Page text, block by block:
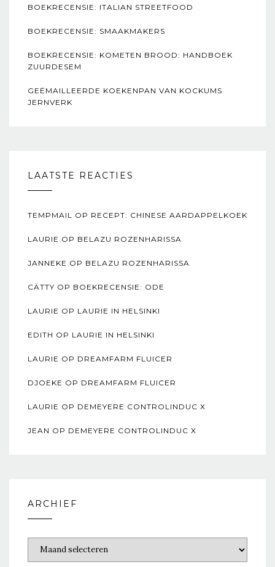
BOEKRECENSIE: ITALIAN STREETFOOD
BOEKRECENSIE: SMAAKMAKERS
BOEKRECENSIE: KOMETEN BROOD: HANDBOEK
ZUURDESEM
GEËMAILLEERDE KOEKENPAN VAN KOCKUMS
JERNVERK
LAATSTE REACTIES
TEMPMAIL OP RECEPT: CHINESE AARDAPPELKOEK
LAURIE OP BELAZU ROZENHARISSA
JANNEKE OP BELAZU ROZENHARISSA
CÄTTY OP BOEKRECENSIE: ODE
LAURIE OP LAURIE IN HELSINKI
EDITH OP LAURIE IN HELSINKI
LAURIE OP DREAMFARM FLUICER
DJOEKE OP DREAMFARM FLUICER
LAURIE OP DEMEYERE CONTROLINDUC X
JEAN OP DEMEYERE CONTROLINDUC X
ARCHIEF